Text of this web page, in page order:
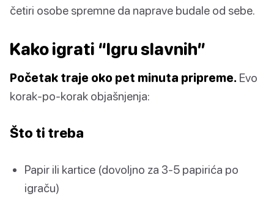
četiri osobe spremne da naprave budale od sebe.
Kako igrati “Igru slavnih”
Početak traje oko pet minuta pripreme. Evo
korak-po-korak objašnjenja:
Što ti treba
Papir ili kartice (dovoljno za 3-5 papirića po
igraču)